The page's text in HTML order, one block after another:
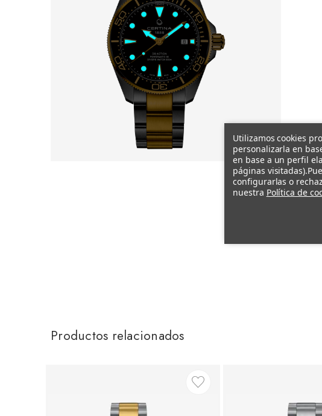
Productos relacionados
Utilizamos cookies
personalizarla en
en base a un perfil
páginas visitadas).
configurarlas o
nuestra Política de